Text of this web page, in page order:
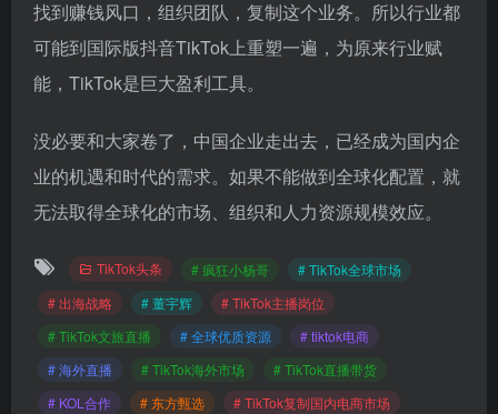
找到赚钱风口，组织团队，复制这个业务。所以行业都
可能到国际版抖音TikTok上重塑一遍，为原来行业赋
能，TikTok是巨大盈利工具。
没必要和大家卷了，中国企业走出去，已经成为国内企
业的机遇和时代的需求。如果不能做到全球化配置，就
无法取得全球化的市场、组织和人力资源规模效应。
TikTok头条 # 疯狂小杨哥
# TikTok全球市场
# 出海战略
# 董宇辉
# TikTok主播岗位
# TikTok文旅直播
# 全球优质资源
# tiktok电商
# 海外直播
# TikTok海外市场
# TikTok直播带货
# KOL合作
# 东方甄选 # TikTok复制国内电商市场